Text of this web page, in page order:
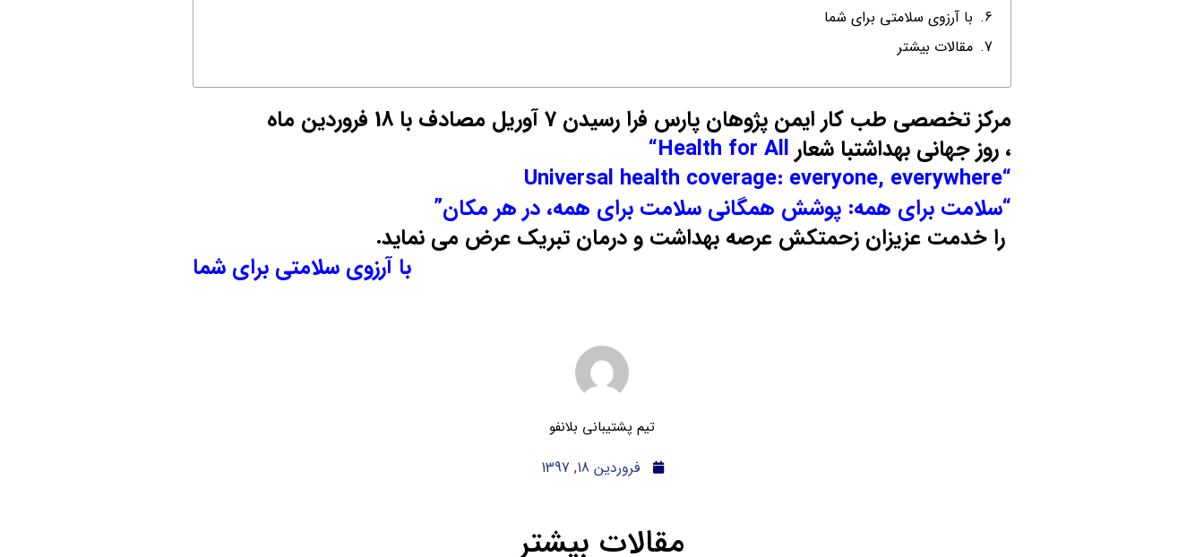
با آرزوی سلامتی برای شما
مقالات بیشتر
دسته بندی انواع حریق
مرکز تخصصی طب کار ایمن پژوهان پارس فرا رسیدن 7 آوریل مصادف با 18 فروردین ماه
، روز جهانی بهداشتبا شعارHealth for All
“
“
Universal health coverage: everyone, everywhere
“سلامت برای همه: پوشش همگانی سلامت برای همه، در هر مکان”
را خدمت عزیزان زحمتکش عرصه بهداشت و درمان تبریک عرض می نماید.
تیم پشتیبانی بلانفو